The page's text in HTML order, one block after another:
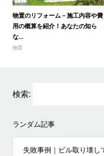
物置のリフォーム－施工内容や費
用の概算を紹介！あなたの知ら
な...
物置
検索:
ランダム記事
失敗事例｜ビル取り壊